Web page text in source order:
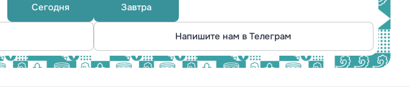
Сегодня Завтра
Напишите нам в Телеграм